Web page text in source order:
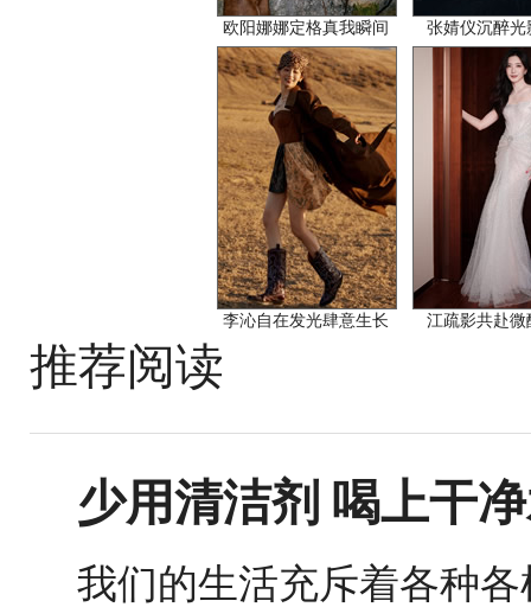
欧阳娜娜定格真我瞬间 张婧仪沉醉光
李沁自在发光肆意生长 江疏影共赴微
推荐阅读
少用清洁剂 喝上干
我们的生活充斥着各种